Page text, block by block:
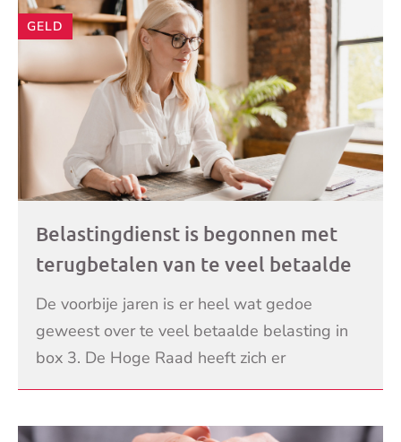
GELD
Belastingdienst is begonnen met
terugbetalen van te veel betaalde
box 3-belasting: ‘Hé, hé, eindelijk
gerechtigheid’
De voorbije jaren is er heel wat gedoe
geweest over te veel betaalde belasting in
box 3. De Hoge Raad heeft zich er
meermaals mee moeten bemoeien. Waar
LEES VERDER